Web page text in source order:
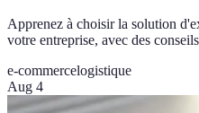
Apprenez à choisir la solution
votre entreprise, avec des
e-commercelogistique
Aug 4